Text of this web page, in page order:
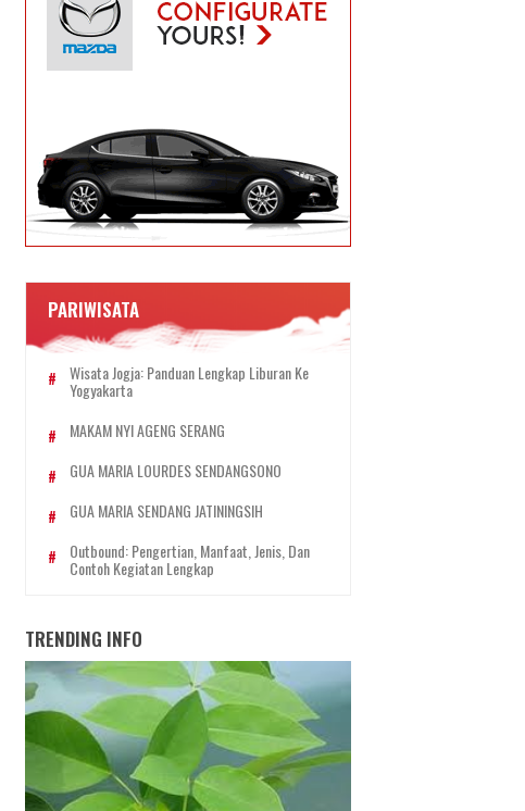
PARIWISATA
Wisata Jogja: Panduan Lengkap Liburan Ke
Yogyakarta
MAKAM NYI AGENG SERANG
GUA MARIA LOURDES SENDANGSONO
GUA MARIA SENDANG JATININGSIH
Outbound: Pengertian, Manfaat, Jenis, Dan
Contoh Kegiatan Lengkap
TRENDING INFO